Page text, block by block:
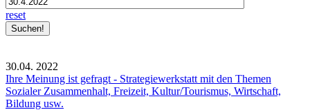
reset
30.04. 2022
Ihre Meinung ist gefragt - Strategiewerkstatt mit den Themen
Sozialer Zusammenhalt, Freizeit, Kultur/Tourismus, Wirtschaft,
Bildung usw.